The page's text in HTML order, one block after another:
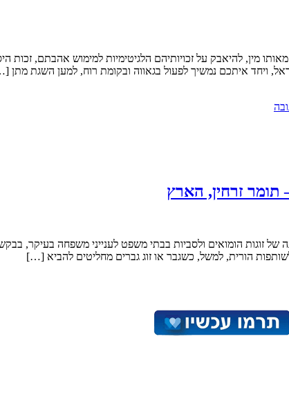
מין, להיאבק על זכויותיהם הלגיטימיות למימוש אהבתם, זכות
ויחד איתכם נמשיך לפעול בגאווה ובקומת רוח, למען השגת מתן
תומר זרחין, הארץ
זוגות הומואים ולסביות בבתי משפט לענייני משפחה בעיקר,
הורית, למשל, כשגבר או זוג גברים מחליטים להביא […]